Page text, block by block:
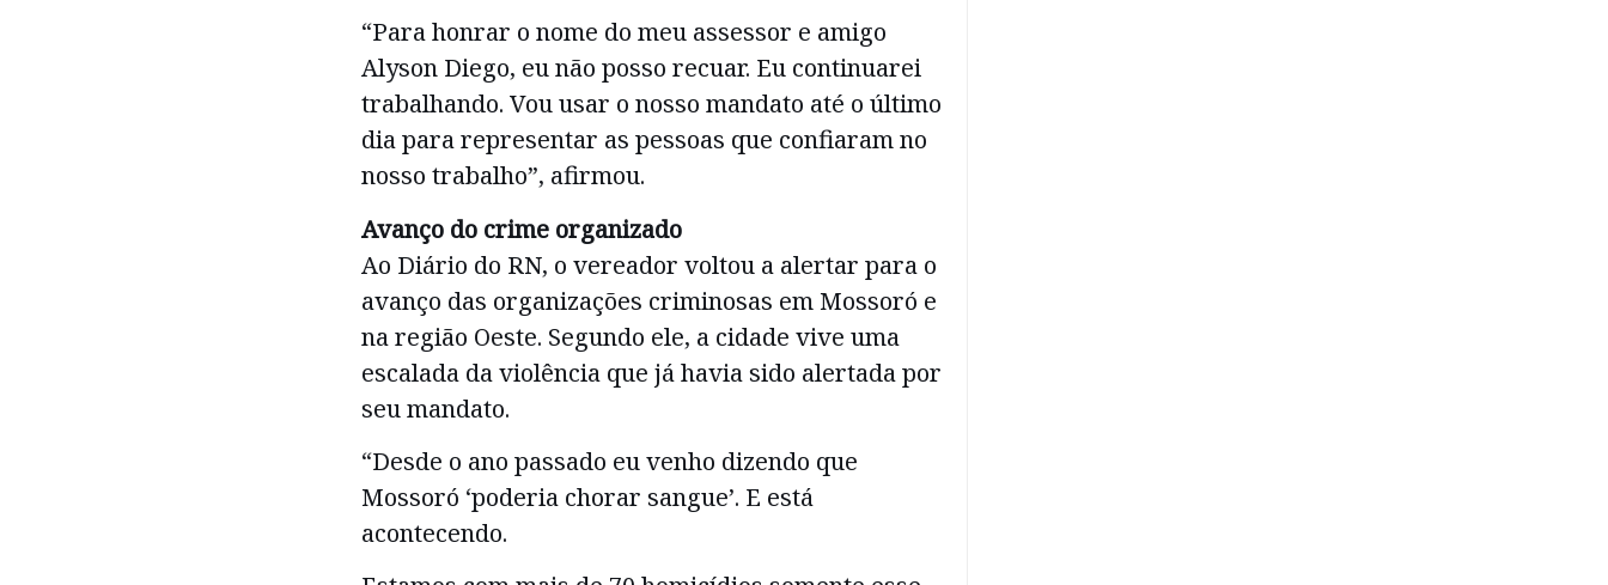
“Para honrar o nome do meu assessor e amigo
Alyson Diego, eu não posso recuar. Eu continuarei
trabalhando. Vou usar o nosso mandato até o último
dia para representar as pessoas que confiaram no
nosso trabalho”, afirmou.
Avanço do crime organizado
Ao Diário do RN, o vereador voltou a alertar para o
avanço das organizações criminosas em Mossoró e
na região Oeste. Segundo ele, a cidade vive uma
escalada da violência que já havia sido alertada por
seu mandato.
“Desde o ano passado eu venho dizendo que
Mossoró ‘poderia chorar sangue’. E está
acontecendo.